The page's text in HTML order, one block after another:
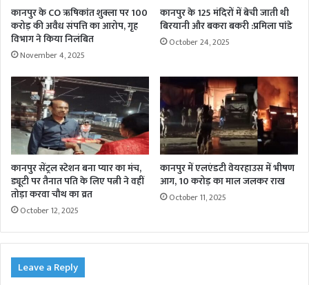
कानपुर के CO ऋषिकांत शुक्ला पर 100
करोड़ की अवैध संपत्ति का आरोप, गृह
विभाग ने किया निलंबित
November 4, 2025
कानपुर के 125 मंदिरों में बेची जाती थी
बिरयानी और बकरा बकरी :प्रमिला पांडे
October 24, 2025
कानपुर सेंट्रल स्टेशन बना प्यार का मंच,
ड्यूटी पर तैनात पति के लिए पत्नी ने वहीं
तोड़ा करवा चौथ का व्रत
October 12, 2025
कानपुर में एलएंडटी वेयरहाउस में भीषण
आग, 10 करोड़ का माल जलकर राख
October 11, 2025
Leave a Reply